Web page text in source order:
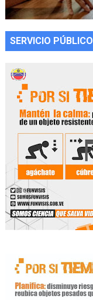
SERVICIO PÚBLICO